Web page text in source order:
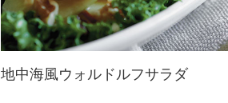
地中海風ウォルドルフサラダ